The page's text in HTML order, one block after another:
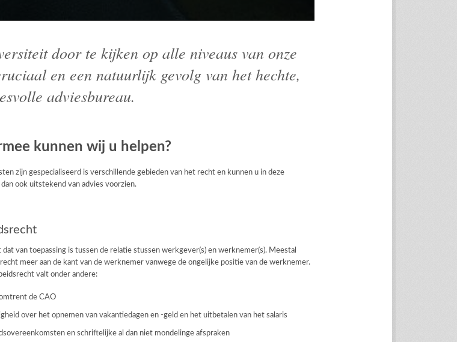
door te kijken op alle niveaus van onze
en een natuurlijk gevolg van het hechte,
adviesbureau.
kunnen wij u helpen?
zijn gespecialiseerd is verschillende gebieden van het recht en kunnen u in deze
ook uitstekend van advies voorzien.
dat van toepassing is tussen de relatie stussen werkgever(s) en werknemer(s). Meestal
meer aan de kant van de werknemer vanwege de ongelijke positie van de werknemer.
valt onder andere:
de CAO
over het opnemen van vakantiedagen en -geld en het uitbetalen van het salaris
en schriftelijke al dan niet mondelinge afspraken